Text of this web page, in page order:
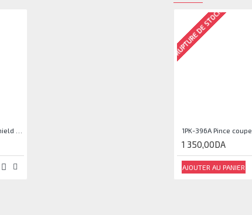
RUPTURE DE STOCK
1PK-396A Pince coupe
1 350,00DA
AJOUTER AU PANIER